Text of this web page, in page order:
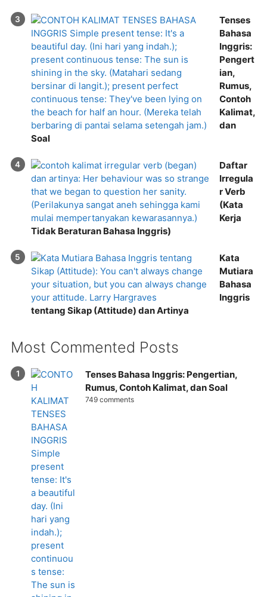
Tenses
Bahasa
Inggris:
Pengert
ian,
Rumus,
Contoh
Kalimat,
dan
Soal
Daftar
Irregula
r Verb
(Kata
Kerja
Tidak Beraturan Bahasa Inggris)
Kata
Mutiara
Bahasa
Inggris
tentang Sikap (Attitude) dan Artinya
Most Commented Posts
Tenses Bahasa Inggris: Pengertian,
Rumus, Contoh Kalimat, dan Soal
749 comments